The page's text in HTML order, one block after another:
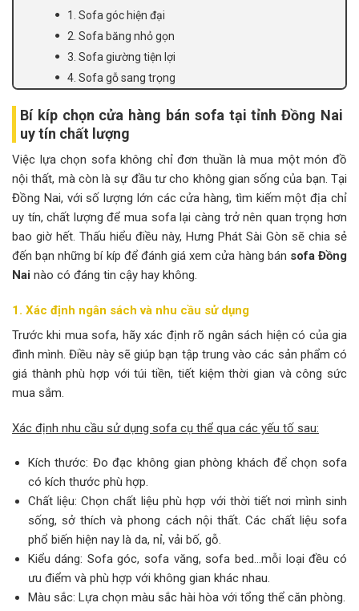
1. Sofa góc hiện đại
2. Sofa băng nhỏ gọn
3. Sofa giường tiện lợi
4. Sofa gỗ sang trọng
Bí kíp chọn cửa hàng bán sofa tại tỉnh Đồng Nai
uy tín chất lượng
Việc lựa chọn sofa không chỉ đơn thuần là mua một món đồ
nội thất, mà còn là sự đầu tư cho không gian sống của bạn. Tại
Đồng Nai, với số lượng lớn các cửa hàng, tìm kiếm một địa chỉ
uy tín, chất lượng để mua sofa lại càng trở nên quan trọng hơn
bao giờ hết. Thấu hiểu điều này, Hưng Phát Sài Gòn sẽ chia sẻ
đến bạn những bí kíp để đánh giá xem cửa hàng bán sofa Đồng
Nai nào có đáng tin cậy hay không.
1. Xác định ngân sách và nhu cầu sử dụng
Trước khi mua sofa, hãy xác định rõ ngân sách hiện có của gia
đình mình. Điều này sẽ giúp bạn tập trung vào các sản phẩm có
giá thành phù hợp với túi tiền, tiết kiệm thời gian và công sức
mua sắm.
Xác định nhu cầu sử dụng sofa cụ thể qua các yếu tố sau:
Kích thước: Đo đạc không gian phòng khách để chọn sofa
có kích thước phù hợp.
Chất liệu: Chọn chất liệu phù hợp với thời tiết nơi mình sinh
sống, sở thích và phong cách nội thất. Các chất liệu sofa
phổ biến hiện nay là da, nỉ, vải bố, gỗ.
Kiểu dáng: Sofa góc, sofa văng, sofa bed…mỗi loại đều có
ưu điểm và phù hợp với không gian khác nhau.
Màu sắc: Lựa chọn màu sắc hài hòa với tổng thể căn phòng.